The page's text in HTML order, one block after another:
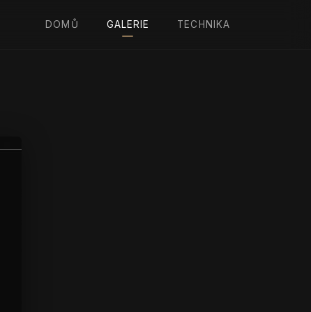
DOMŮ GALERIE TECHNIKA